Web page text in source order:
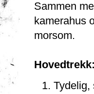
Sammen
kamerahus
morsom.
Hovedtrekk:
Tydelig,